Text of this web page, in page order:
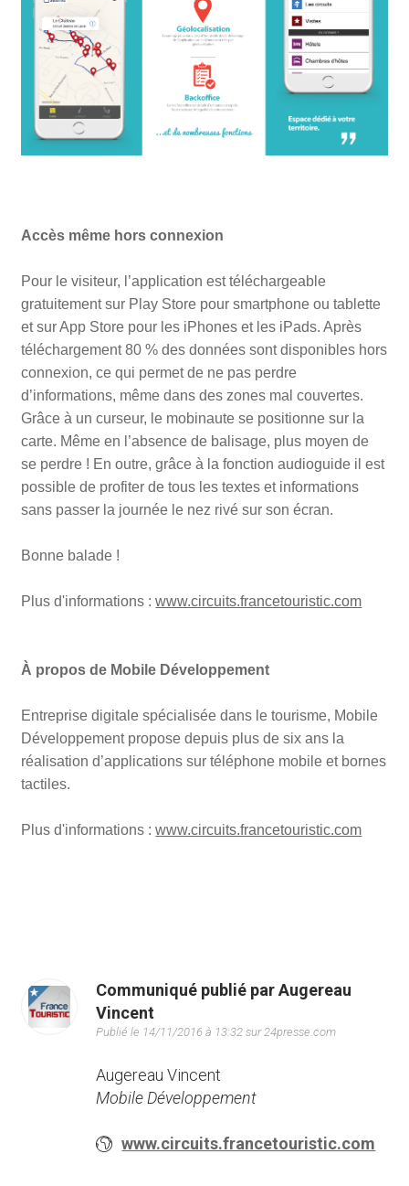
Accès même hors connexion
Pour le visiteur, l’application est téléchargeable
gratuitement sur Play Store pour smartphone ou tablette
et sur App Store pour les iPhones et les iPads. Après
téléchargement 80 % des données sont disponibles hors
connexion, ce qui permet de ne pas perdre
d’informations, même dans des zones mal couvertes.
Grâce à un curseur, le mobinaute se positionne sur la
carte. Même en l’absence de balisage, plus moyen de
se perdre ! En outre, grâce à la fonction audioguide il est
possible de profiter de tous les textes et informations
sans passer la journée le nez rivé sur son écran.
Bonne balade !
Plus d'informations :www.circuits.francetouristic.com
À propos de Mobile Développement
Entreprise digitale spécialisée dans le tourisme, Mobile
Développement propose depuis plus de six ans la
réalisation d’applications sur téléphone mobile et bornes
tactiles.
Plus d'informations :www.circuits.francetouristic.com
Communiqué publié par Augereau
Vincent
Publié le 14/11/2016 à 13:32 sur 24presse.com
Augereau Vincent
Mobile Développement
www.circuits.francetouristic.com